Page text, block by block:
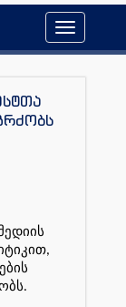
Toggle
navigation